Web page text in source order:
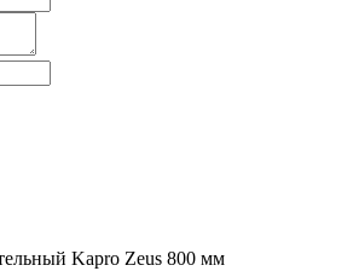
Kapro Zeus 800 мм